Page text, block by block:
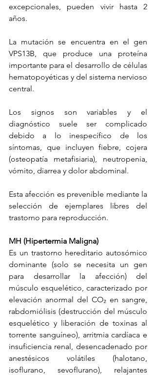
excepcionales, pueden vivir hasta 2
años.
La mutación se encuentra en el gen
VPS13B, que produce una proteína
importante para el desarrollo de células
hematopoyéticas y del sistema nervioso
central.
Los signos son variables y el
diagnóstico suele ser complicado
debido a lo inespecífico de los
síntomas, que incluyen fiebre, cojera
(osteopatía metafisiaria), neutropenia,
vómito, diarrea y dolor abdominal.
Esta afección es prevenible mediante la
selección de ejemplares libres del
trastorno para reproducción.
MH (Hipertermia Maligna)
Es un trastorno hereditario autosómico
dominante (solo se necesita un gen
para desarrollar la afección) del
músculo esquelético, caracterizado por
elevación anormal del CO₂ en sangre,
rabdomiólisis (destrucción del músculo
esquelético y liberación de toxinas al
torrente sanguíneo), arritmia cardíaca e
insuficiencia renal, desencadenado por
anestésicos volátiles (halotano,
isoflurano, sevoflurano), relajantes